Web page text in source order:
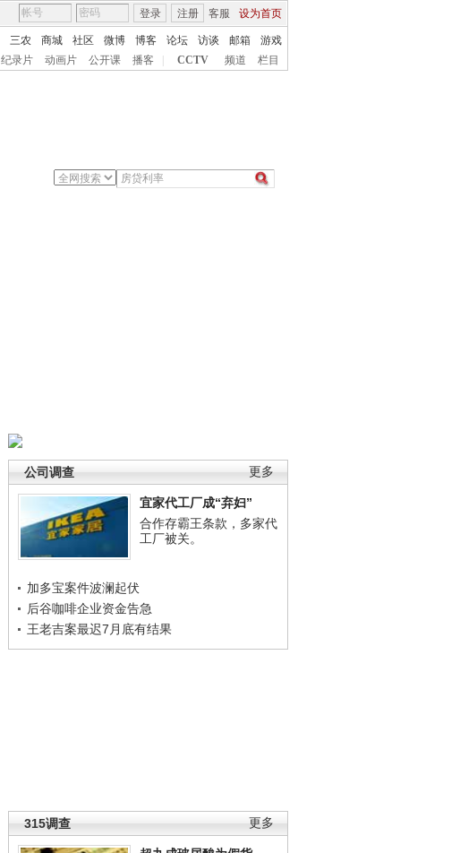
客服 设为首页
登录 注册
三农 商城 社区 微博 博客 论坛 访谈 邮箱
游戏
纪录片 动画片 公开课 播客 CCTV 频道 栏目
更多
公司调查
宜家代工厂成“弃妇”
合作存霸王条款，多家代
工厂被关。
加多宝案件波澜起伏
后谷咖啡企业资金告急
王老吉案最迟7月底有结果
更多
315调查